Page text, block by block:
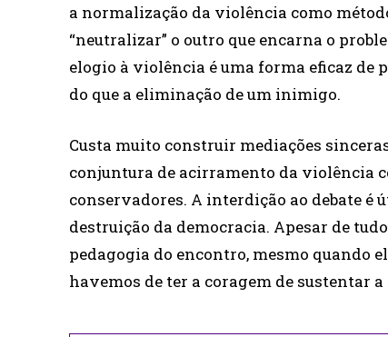
a normalização da violência como
“neutralizar” o outro que encarna o
elogio à violência é uma forma eficaz de
do que a eliminação de um inimigo.
Custa muito construir mediações
conjuntura de acirramento da violência
conservadores. A interdição ao debate é
destruição da democracia. Apesar de
pedagogia do encontro, mesmo quando
havemos de ter a coragem de sustentar